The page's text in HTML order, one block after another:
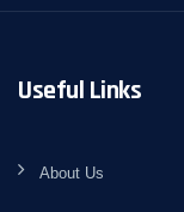
Useful Links
About Us